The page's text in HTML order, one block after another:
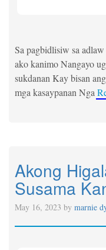
Sa pagbidlisiw sa
ako kanimo Nangayo
sukdanan Kay bisan
mga kasaypanan Nga
Akong
Susama
May 16, 2023 by marnie